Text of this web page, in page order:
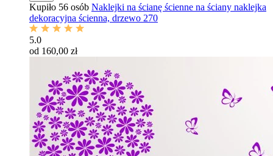
Kupiło 56 osób Naklejki na ścianę ścienne na ściany naklejka
dekoracyjna ścienna, drzewo 270
5.0
od 160,00 zł